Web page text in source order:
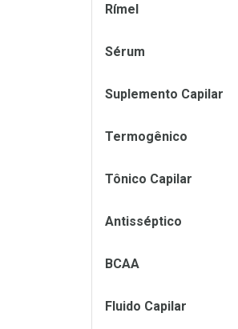
Rímel
Sérum
Suplemento Capilar
Termogênico
Tônico Capilar
Antisséptico
BCAA
Fluido Capilar